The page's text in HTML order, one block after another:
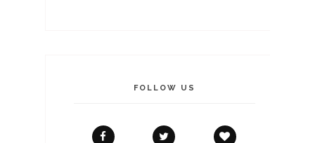
FOLLOW US